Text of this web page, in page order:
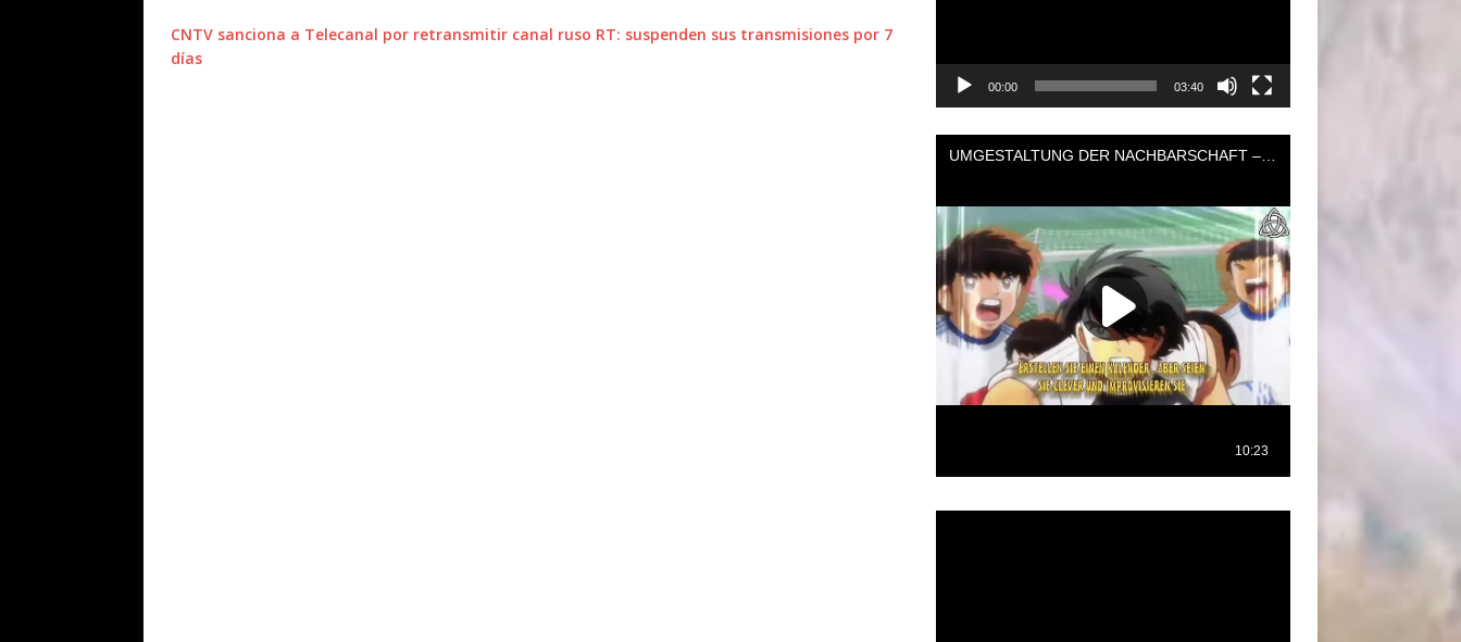
CNTV sanciona a Telecanal por retransmitir canal ruso RT: suspenden sus transmisiones por 7
días
00:00 03:40